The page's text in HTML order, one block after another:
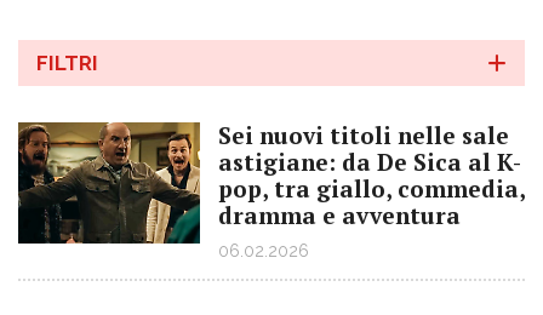
FILTRI
Sei nuovi titoli nelle sale
astigiane: da De Sica al K-
pop, tra giallo, commedia,
dramma e avventura
06.02.2026